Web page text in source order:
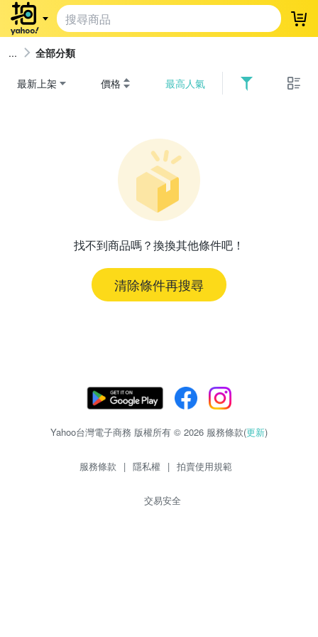
登
全部分類
最新上架 價格 最高人氣
找不到商品嗎？換換其他條件吧！
清除條件再搜尋
Yahoo台灣電子商務 版權所有 © 2026 服務條款(更新)
服務條款 | 隱私權 | 拍賣使用規範
交易安全